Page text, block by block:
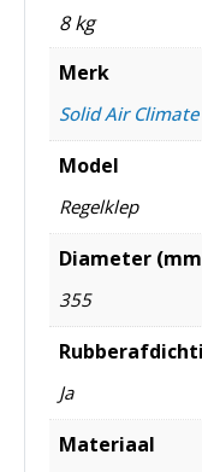
8 kg
Merk
Solid Air
Model
Regelklep
Diameter
355
Ja
Materiaal